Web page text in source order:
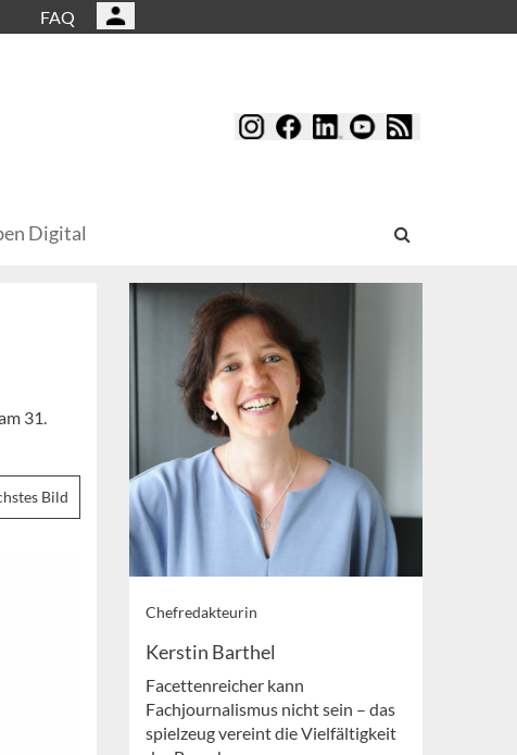
FAQ
Digital
31.
Bild
Chefredakteurin
Kerstin Barthel
Facettenreicher kann
Fachjournalismus nicht sein – das
spielzeug vereint die Vielfältigkeit